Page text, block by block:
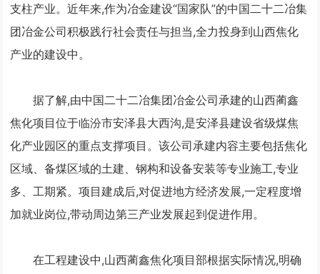
支柱产业。近年来,作为冶金建设“国家队”的中国二十二冶集
团冶金公司积极践行社会责任与担当,全力投身到山西焦化
产业的建设中。
据了解,由中国二十二冶集团冶金公司承建的山西蔺鑫
焦化项目位于临汾市安泽县大西沟,是安泽县建设省级煤焦
化产业园区的重点支撑项目。该公司承建内容主要包括焦化
区域、备煤区域的土建、钢构和设备安装等专业施工,专业
多、工期紧。项目建成后,对促进地方经济发展,一定程度增
加就业岗位,带动周边第三产业发展起到促进作用。
在工程建设中,山西蔺鑫焦化项目部根据实际情况,明确